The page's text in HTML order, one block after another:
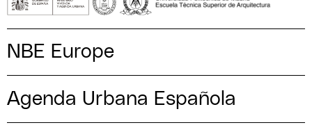
NBE Europe
Agenda Urbana Española